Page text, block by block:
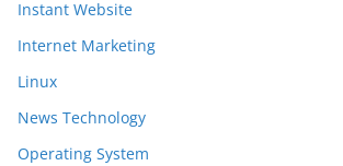
Instant Website
Internet Marketing
Linux
News Technology
Operating System